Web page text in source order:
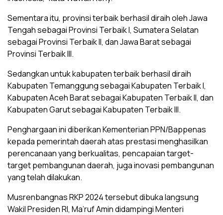
Sementara itu, provinsi terbaik berhasil diraih oleh Jawa
Tengah sebagai Provinsi Terbaik I, Sumatera Selatan
sebagai Provinsi Terbaik II, dan Jawa Barat sebagai
Provinsi Terbaik III.
Sedangkan untuk kabupaten terbaik berhasil diraih
Kabupaten Temanggung sebagai Kabupaten Terbaik I,
Kabupaten Aceh Barat sebagai Kabupaten Terbaik II, dan
Kabupaten Garut sebagai Kabupaten Terbaik III.
Penghargaan ini diberikan Kementerian PPN/Bappenas
kepada pemerintah daerah atas prestasi menghasilkan
perencanaan yang berkualitas, pencapaian target-
target pembangunan daerah, juga inovasi pembangunan
yang telah dilakukan.
Musrenbangnas RKP 2024 tersebut dibuka langsung
Wakil Presiden RI, Ma’ruf Amin didampingi Menteri